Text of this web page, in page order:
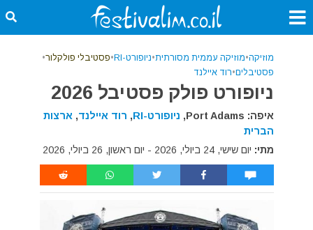
מוזיקה•מוזיקה עממית מסורתית•ניופורט-RI •פסטיבלי פולקלור•
פסטיבלים•רוד איילנד
ניופורט פולק פסטיבל 2026
איפה: Port Adams, ניופורט-RI , רוד איילנד, ארצות
הברית
מתי: יום שישי, 24 ביולי, 2026 - יום ראשון, 26 ביולי, 2026